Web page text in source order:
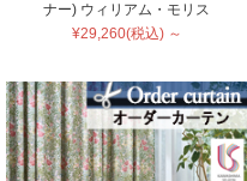
ナー) ウィリアム・モリス
¥29,260(税込) ～